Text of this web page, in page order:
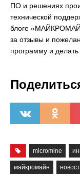
ПО и решениях
технической
блоге
за отзывы и
программу и
micromine
майкромайн